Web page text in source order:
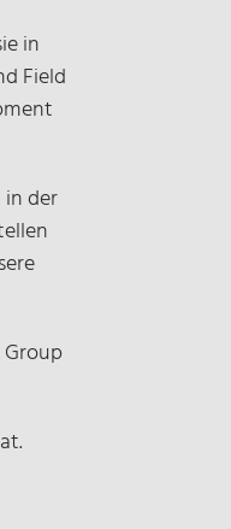
in
Field
der